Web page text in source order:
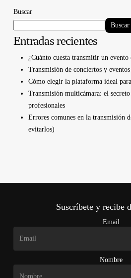
Buscar
Buscar
Entradas recientes
¿Cuánto cuesta transmitir un
Transmisión de conciertos y
Cómo elegir la plataforma ideal
Transmisión multicámara: el
profesionales
Errores comunes en la transmisión
evitarlos)
Suscríbete y recibe
Email
Nombre